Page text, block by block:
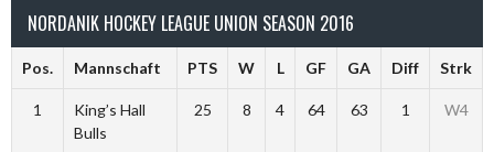
NORDANIK HOCKEY LEAGUE UNION SEASON 2016
Pos. Mannschaft PTS W L GF GA Diff Strk
1
King’s Hall
Bulls
25 8 4 64 63 1 W4